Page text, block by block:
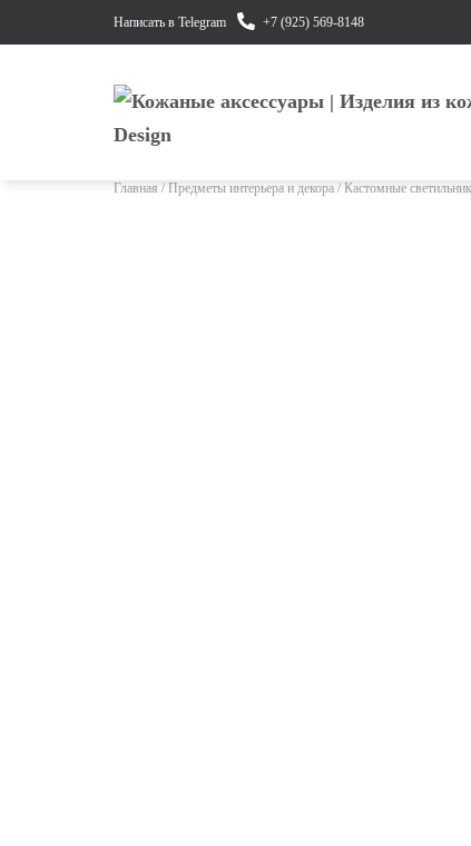
Написать в Telegram +7 (925) 569-8148
Главная /Предметы интерьера и декора / Кастомные